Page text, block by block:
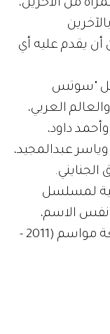
من الآخرين،
يقدم عليه أي
"سوتس
العربي،
داود،
عبدالمجيد،
لمسلسل
نفس الاسم،
والذي حقق نجاحاً كبيراً على مدار تسعة مواسم (2011 -